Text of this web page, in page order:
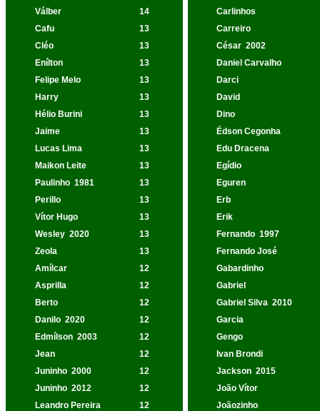
Válber
14
Carlinhos
Cafu
13
Carreiro
Cléo
13 César 2002
Enílton
13
Daniel Carvalho
Felipe Melo
13
Darci
Harry
13
David
Hélio Burini
13
Dino
Jaime
13
Édson Cegonha
Lucas Lima
13
Edu Dracena
Maikon Leite
13
Egídio
Paulinho 1981 13
Eguren
Perillo
13
Erb
Vítor Hugo
13
Erik
Wesley 2020 13 Fernando 1997
Zeola
13
Fernando José
Amílcar
12
Gabardinho
Asprilla
12
Gabriel
Berto
12 Gabriel Silva 2010
Danilo 2020 12
Garcia
Edmílson 2003 12
Gengo
Jean
12
Ivan Brondi
Juninho 2000 12 Jackson 2015
Juninho 2012 12
João Vítor
Leandro Pereira
12
Joãozinho